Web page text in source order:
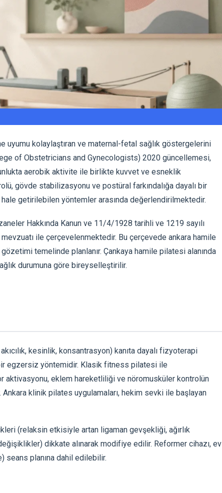
kolaylaştıran ve maternal-fetal sağlık göstergelerini
of Obstetricians and Gynecologists) 2020 güncellemesi,
aerobik aktivite ile birlikte kuvvet ve esneklik
gövde stabilizasyonu ve postüral farkındalığa dayalı bir
getirilebilen yöntemler arasında değerlendirilmektedir.
Hakkında Kanun ve 11/4/1928 tarihli ve 1219 sayılı
mevzuatı ile çerçevelenmektedir. Bu çerçevede ankara hamile
temelinde planlanır. Çankaya hamile pilatesi alanında
durumuna göre bireyselleştirilir.
kesinlik, konsantrasyon) kanıta dayalı fizyoterapi
egzersiz yöntemidir. Klasik fitness pilatesi ile
aktivasyonu, eklem hareketliliği ve nöromusküler kontrolün
klinik pilates uygulamaları, hekim sevki ile başlayan
(relaksin etkisiyle artan ligaman gevşekliği, ağırlık
dikkate alınarak modifiye edilir. Reformer cihazı, ev
seans planına dahil edilebilir.